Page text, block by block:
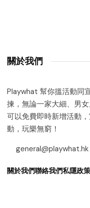
關於我們
Playwhat 幫你搵活動同
揀，無論一家大細、男
可以免費即時新增活動
動，玩樂無窮！
general@playwhat.hk
關於我們聯絡我們私隱政策